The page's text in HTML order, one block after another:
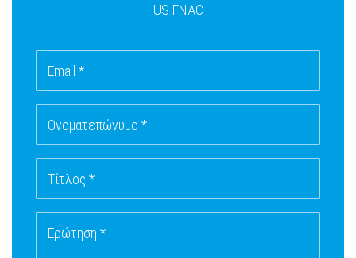
US FNAC
Email *
Ονοματεπώνυμο *
Τίτλος *
Ερώτηση *